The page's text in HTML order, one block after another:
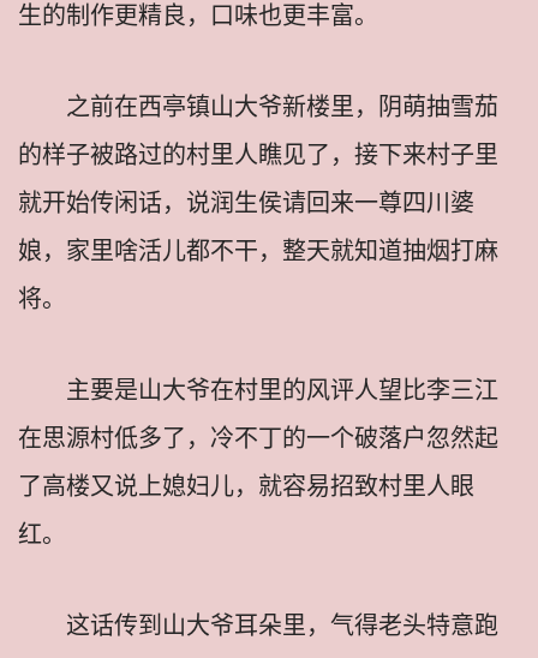
生的制作更精良，口味也更丰富。
之前在西亭镇山大爷新楼里，阴萌抽雪茄
的样子被路过的村里人瞧见了，接下来村子里
就开始传闲话，说润生侯请回来一尊四川婆
娘，家里啥活儿都不干，整天就知道抽烟打麻
将。
主要是山大爷在村里的风评人望比李三江
在思源村低多了，冷不丁的一个破落户忽然起
了高楼又说上媳妇儿，就容易招致村里人眼
红。
这话传到山大爷耳朵里，气得老头特意跑